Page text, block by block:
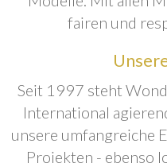
fairen und
Seit 1997 steht
International
unsere umfangreiche
Projekten - ebenso